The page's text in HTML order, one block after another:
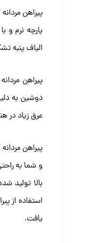
پیراهن
پارچه‌ نرم و
الیاف پنبه
پیراهن
دوشین به
عرق زیاد در
و شما به
بالا تولید
استفاده از
یافت.